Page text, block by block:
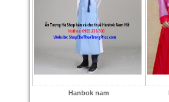
Hanbok nam